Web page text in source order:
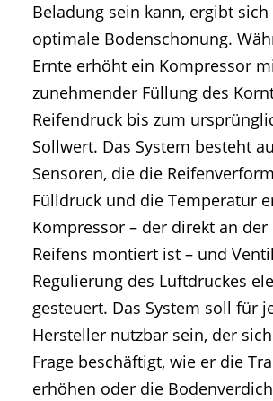
Beladung sein kann, ergibt sich
optimale Bodenschonung.
Ernte erhöht ein Kompressor
zunehmender Füllung des
Reifendruck bis zum
Sollwert. Das System besteht
Sensoren, die die
Fülldruck und die Temperatur
Kompressor – der direkt an der
Reifens montiert ist – und
Regulierung des Luftdruckes
gesteuert. Das System soll für
Hersteller nutzbar sein, der
Frage beschäftigt, wie er die
erhöhen oder die